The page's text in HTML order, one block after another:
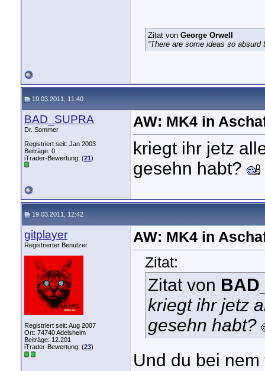
Zitat von George Orwell
“There are some ideas so
19.03.2011, 11:40
BAD_SUPRA
Dr. Sommer
Registriert seit: Jan 2003
Beiträge: 0
iTrader-Bewertung: (21)
AW: MK4 in
kriegt ihr jetz
gesehn habt?
19.03.2011, 12:42
gitplayer
Registrierter Benutzer
Registriert seit: Aug 2007
Ort: 74740 Adelsheim
Beiträge: 12.201
iTrader-Bewertung: (23)
AW: MK4 in
Zitat:
Zitat von
kriegt ihr jetz
gesehn habt?
Und du bei